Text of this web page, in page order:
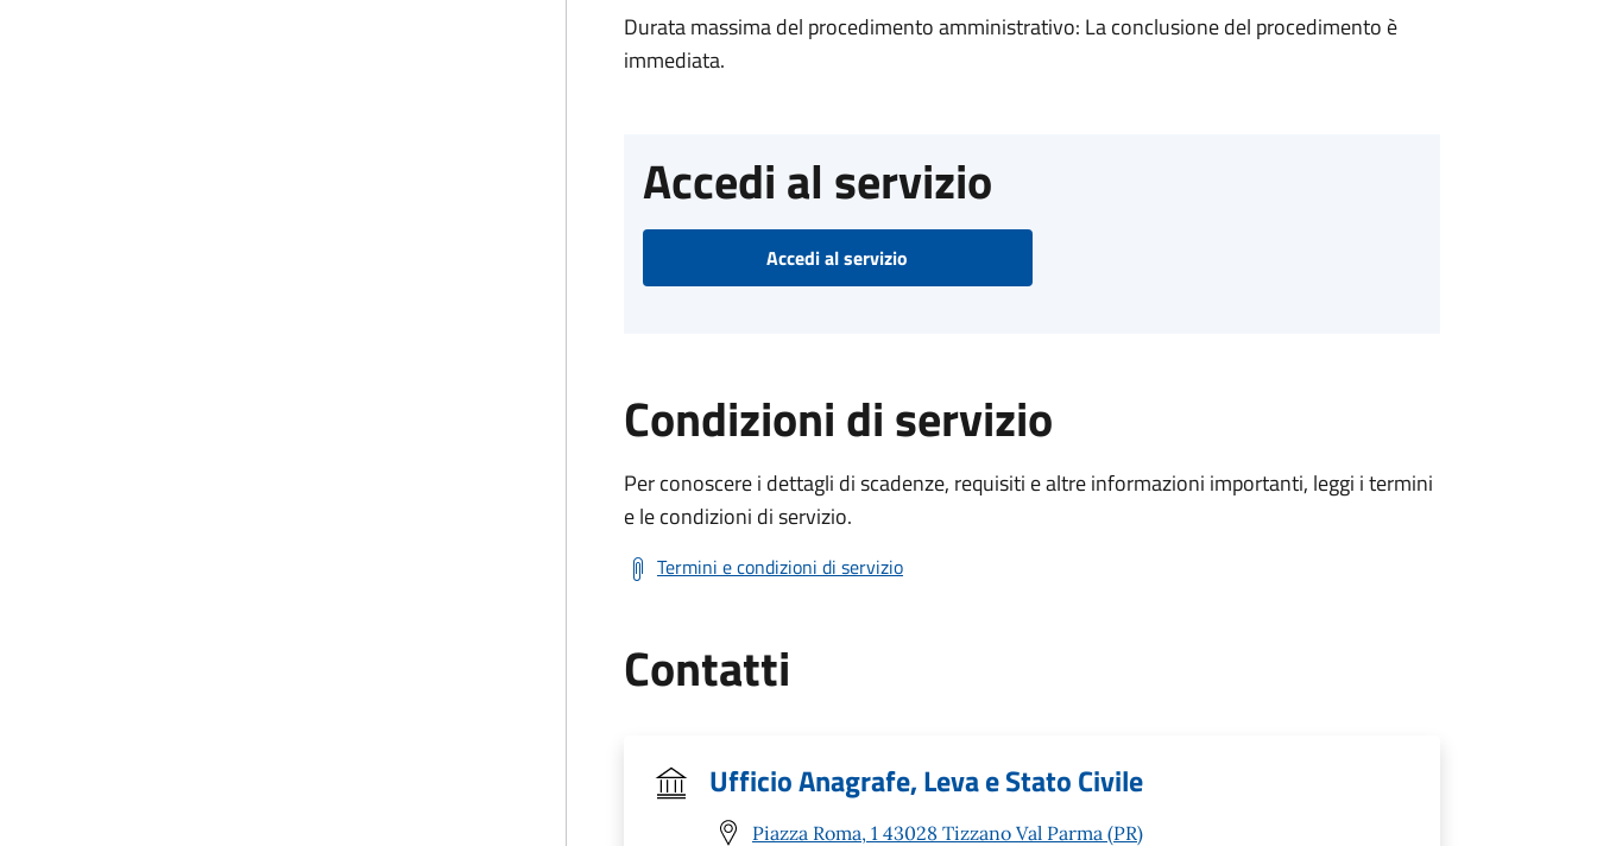
Durata massima del procedimento amministrativo: La conclusione del procedimento è
immediata.
Accedi al servizio
Accedi al servizio
Condizioni di servizio
Per conoscere i dettagli di scadenze, requisiti e altre informazioni importanti, leggi i termini
e le condizioni di servizio.
Termini e condizioni di servizio
Contatti
Ufficio Anagrafe, Leva e Stato Civile
Piazza Roma, 1 43028 Tizzano Val Parma (PR)